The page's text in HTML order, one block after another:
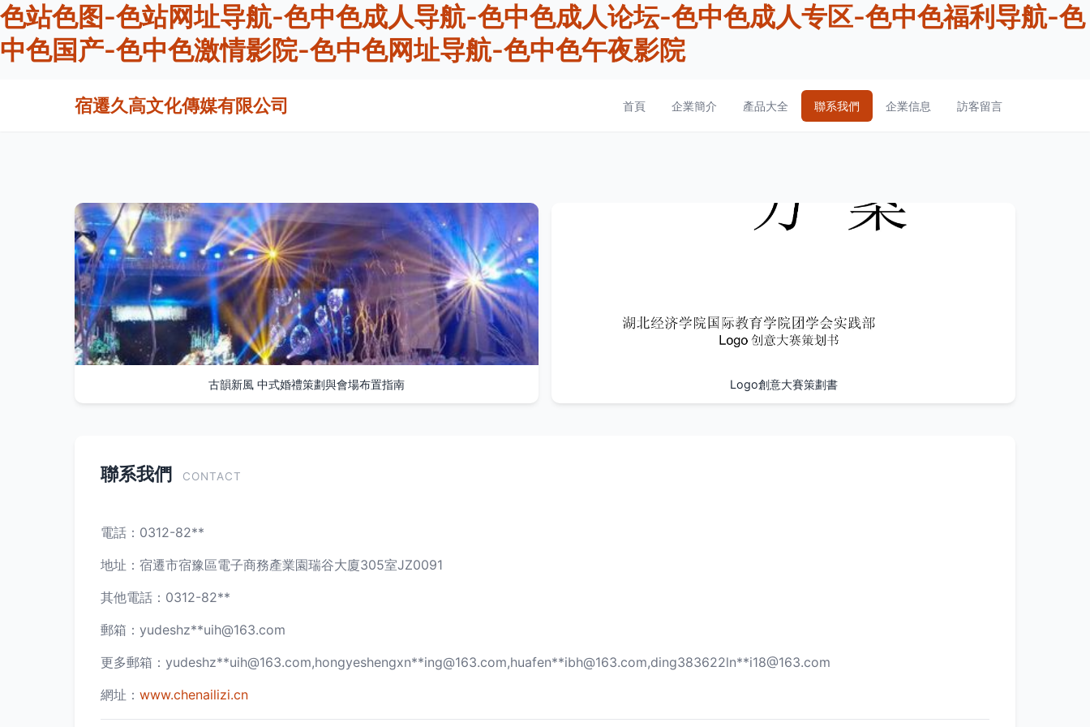
色站色图-色站网址导航-色中色成人导航-色中色成人论坛-色中色成人专区-色中色福利导航-色
中色国产-色中色激情影院-色中色网址导航-色中色午夜影院
宿遷久高文化傳媒有限公司 首頁 企業簡介 產品大全 聯系我們 企業信息 訪客留言
古韻新風 中式婚禮策劃與會場布置指南 Logo創意大賽策劃書
聯系我們 CONTACT
電話：0312-82**
地址：宿遷市宿豫區電子商務產業園瑞谷大廈305室JZ0091
其他電話：0312-82**
郵箱：yudeshz**uih@163.com
更多郵箱：yudeshz**uih@163.com,hongyeshengxn**ing@163.com,huafen**ibh@163.com,ding383622ln**i18@163.com
網址： www.chenailizi.cn